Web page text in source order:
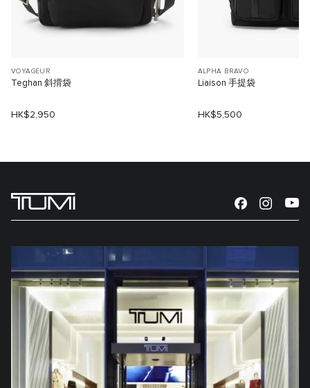
VOYAGEUR
Teghan 斜揹袋
HK$2,950
ALPHA BRAVO
Liaison 手提袋
HK$5,500